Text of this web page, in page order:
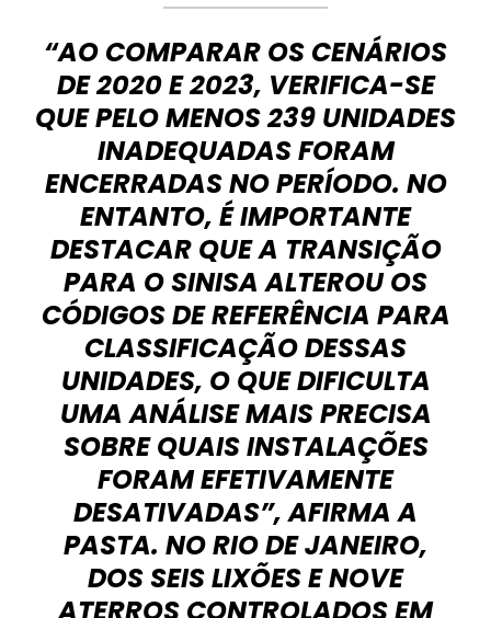
“AO COMPARAR OS CENÁRIOS
DE 2020 E 2023, VERIFICA-SE
QUE PELO MENOS 239 UNIDADES
INADEQUADAS FORAM
ENCERRADAS NO PERÍODO. NO
ENTANTO, É IMPORTANTE
DESTACAR QUE A TRANSIÇÃO
PARA O SINISA ALTEROU OS
CÓDIGOS DE REFERÊNCIA PARA
CLASSIFICAÇÃO DESSAS
UNIDADES, O QUE DIFICULTA
UMA ANÁLISE MAIS PRECISA
SOBRE QUAIS INSTALAÇÕES
FORAM EFETIVAMENTE
DESATIVADAS”, AFIRMA A
PASTA. NO RIO DE JANEIRO,
DOS SEIS LIXÕES E NOVE